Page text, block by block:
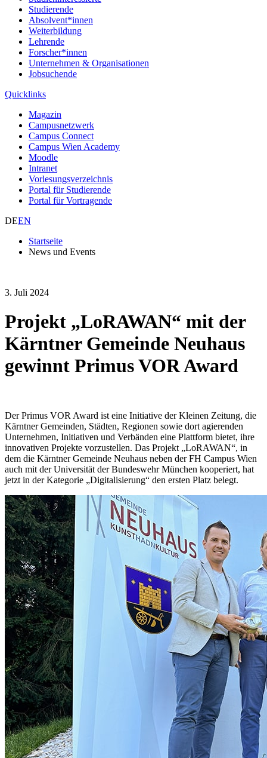
Studierende
Absolvent*innen
Weiterbildung
Lehrende
Forscher*innen
Unternehmen & Organisationen
Jobsuchende
Quicklinks
Magazin
Campusnetzwerk
Campus Connect
Campus Wien Academy
Moodle
Intranet
Vorlesungsverzeichnis
Portal für Studierende
Portal für Vortragende
DEEN
Startseite
News und Events
3. Juli 2024
Projekt „LoRAWAN“ mit der
Kärntner Gemeinde Neuhaus
gewinnt Primus VOR Award
Der Primus VOR Award ist eine Initiative der Kleinen Zeitung, die
Kärntner Gemeinden, Städten, Regionen sowie dort agierenden
Unternehmen, Initiativen und Verbänden eine Plattform bietet, ihre
innovativen Projekte vorzustellen. Das Projekt „LoRAWAN“, in
dem die Kärntner Gemeinde Neuhaus neben der FH Campus Wien
auch mit der Universität der Bundeswehr München kooperiert, hat
jetzt in der Kategorie „Digitalisierung“ den ersten Platz belegt.